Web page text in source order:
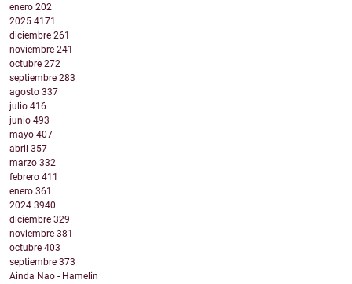
enero 202
2025 4171
diciembre 261
noviembre 241
octubre 272
septiembre 283
agosto 337
julio 416
junio 493
mayo 407
abril 357
marzo 332
febrero 411
enero 361
2024 3940
diciembre 329
noviembre 381
octubre 403
septiembre 373
Ainda Nao - Hamelin